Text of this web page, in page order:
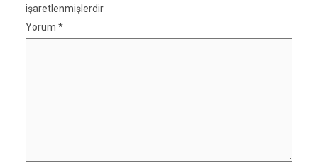
işaretlenmişlerdir
Yorum *